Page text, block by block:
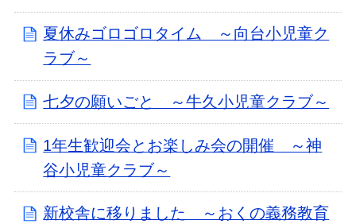
夏休みゴロゴロタイム ～向台小児童ク
ラブ～
七夕の願いごと ～牛久小児童クラブ～
1年生歓迎会とお楽しみ会の開催 ～神
谷小児童クラブ～
新校舎に移りました ～おくの義務教育